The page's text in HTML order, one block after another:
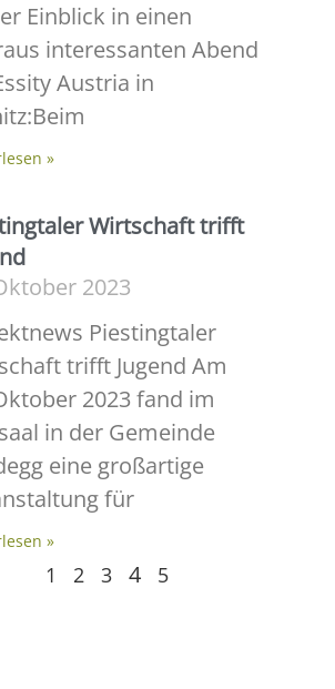
Einblick in einen
interessanten Abend
Austria in
»
Wirtschaft trifft
2023
Piestingtaler
trifft Jugend Am
2023 fand im
in der Gemeinde
eine großartige
für
»
1 2 3 4 5